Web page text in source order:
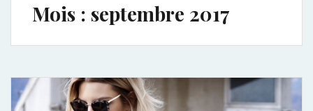
Mois : septembre 2017